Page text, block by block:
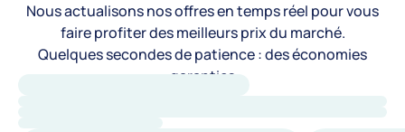
Nous actualisons nos offres en temps réel pour vous
faire profiter des meilleurs prix du marché.
Quelques secondes de patience : des économies
garanties